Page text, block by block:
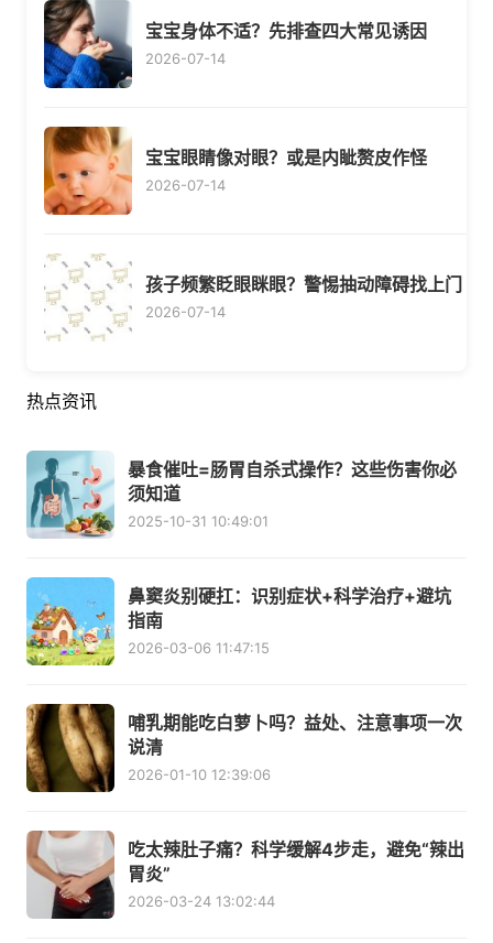
宝宝身体不适？先排查四大常见诱因
2026-07-14
宝宝眼睛像对眼？或是内眦赘皮作怪
2026-07-14
孩子频繁眨眼眯眼？警惕抽动障碍找上门
2026-07-14
热点资讯
暴食催吐=肠胃自杀式操作？这些伤害你必
须知道
2025-10-31 10:49:01
鼻窦炎别硬扛：识别症状+科学治疗+避坑
指南
2026-03-06 11:47:15
哺乳期能吃白萝卜吗？益处、注意事项一次
说清
2026-01-10 12:39:06
吃太辣肚子痛？科学缓解4步走，避免“辣出
胃炎”
2026-03-24 13:02:44